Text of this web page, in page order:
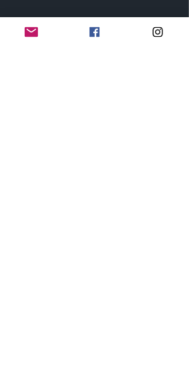
Bilety